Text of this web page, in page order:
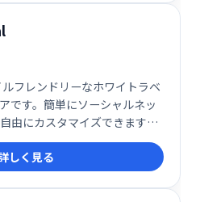
フレンドリーなホワイトラベ
です。簡単にソーシャルネッ
由にカスタマイズできます。
張性を備え、テーマやプラグ
張可能。プログラミング知識
作できます。独自のSNSを構
す。
しく見る